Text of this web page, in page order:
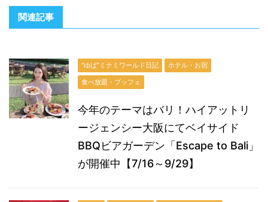
関連記事
“ゆば”ミナミワールド日記
ホテル・お宿
食べ放題・ブッフェ
今年のテーマはバリ！ハイアットリ
ージェンシー大阪にてベイサイド
BBQビアガーデン「Escape to Bali」
が開催中【7/16～9/29】